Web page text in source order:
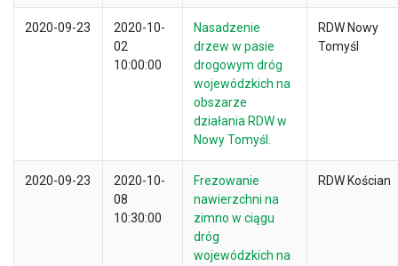
2020-09-23
2020-10-
02
10:00:00
Nasadzenie
drzew w pasie
drogowym dróg
wojewódzkich na
obszarze
działania RDW w
Nowy Tomyśl.
RDW Nowy
Tomyśl
2020-09-23
2020-10-
08
10:30:00
Frezowanie
nawierzchni na
zimno w ciągu
dróg
wojewódzkich na
RDW Kościan